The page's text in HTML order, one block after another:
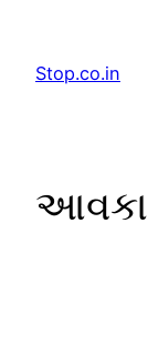
content
Stop.co.in